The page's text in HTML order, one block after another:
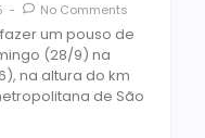
- No Comments
um pouso de
(28/9) na
na altura do km
de São